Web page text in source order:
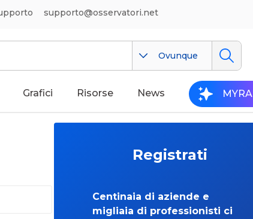
supporto@osservatori.net
Ovunque
Grafici Risorse News MYRA
Registrati
Centinaia di aziende e
migliaia di professionisti ci